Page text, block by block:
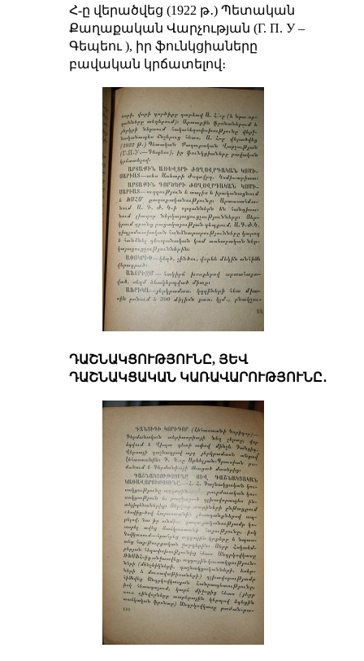
Հ-ը վերածվեց (1922 թ․) Պետական
Քաղաքական Վարչության (Г. П. У –
Գեպեու ), իր ֆունկցիաները
բավական կրճատելով։
ԴԱՇՆԱԿՑՈՒԹՅՈՒՆԸ, ՅԵՎ
ԴԱՇՆԱԿՑԱԿԱՆ ԿԱՌԱՎԱՐՈՒԹՅՈՒՆԸ․